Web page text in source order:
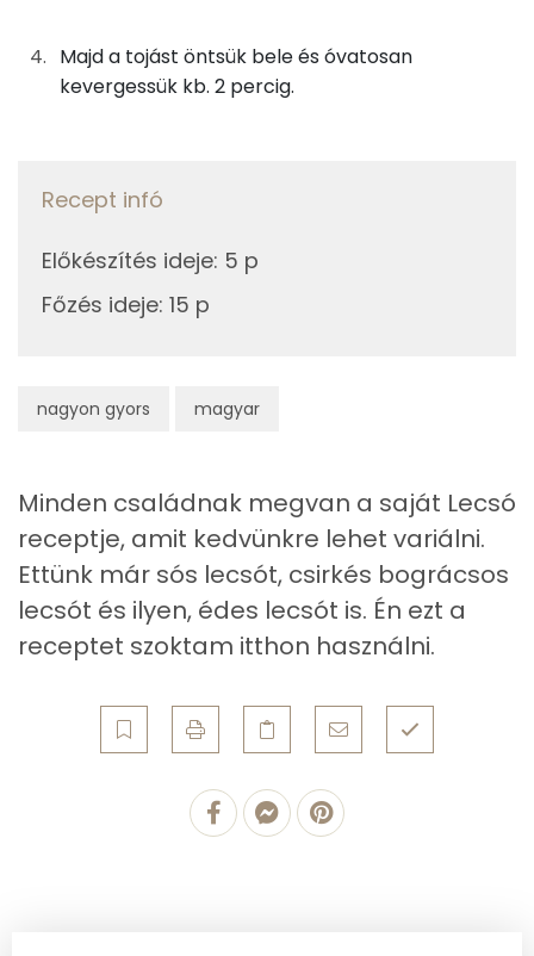
nagyon gyors magyar
10gcukor
39 kcal
Összesen
Magnézium
C vitamin:
Kolin:
Likopin
Niacin - B3 vitamin:
Fehérje
Összesen 5.5 g
Zsír
Telített zsírsav
Egyszeresen telítetlen zsírsav:
Majd a tojást öntsük bele és óvatosan
kevergessük kb. 2 percig.
Recept infó
Előkészítés ideje: 5 p
Főzés ideje: 15 p
Minden családnak megvan a saját Lecsó
receptje, amit kedvünkre lehet variálni.
Ettünk már sós lecsót, csirkés bográcsos
lecsót és ilyen, édes lecsót is. Én ezt a
receptet szoktam itthon használni.